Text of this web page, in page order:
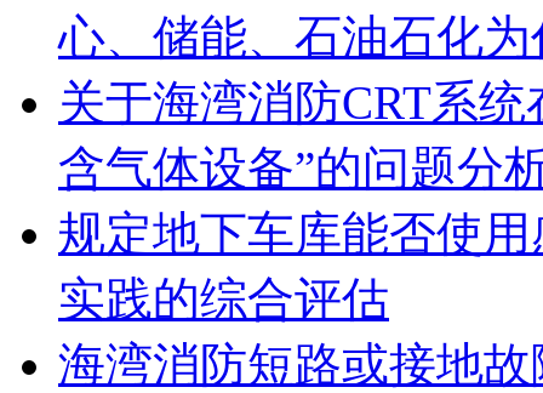
心、储能、石油石化
关于海湾消防CRT系
含气体设备”的问题分
规定地下车库能否使
实践的综合评估
海湾消防短路或接地